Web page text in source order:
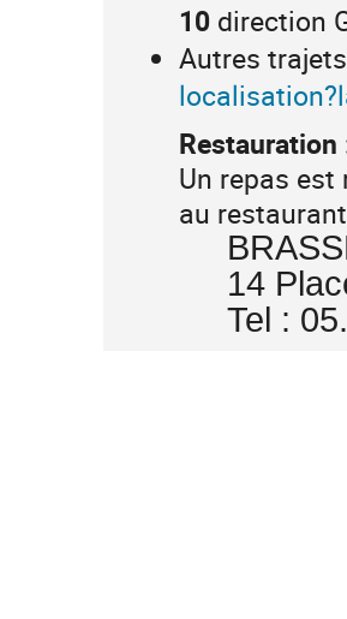
10 direction
Autres
Un repas
au
14
Tel :